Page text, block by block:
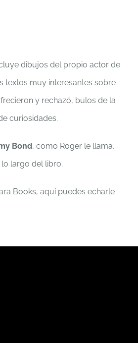
dibujos del propio actor de
textos muy interesantes sobre
y rechazó, bulos de la
curiosidades.
Bond, como Roger le llama,
largo del libro.
Books, aquí puedes echarle